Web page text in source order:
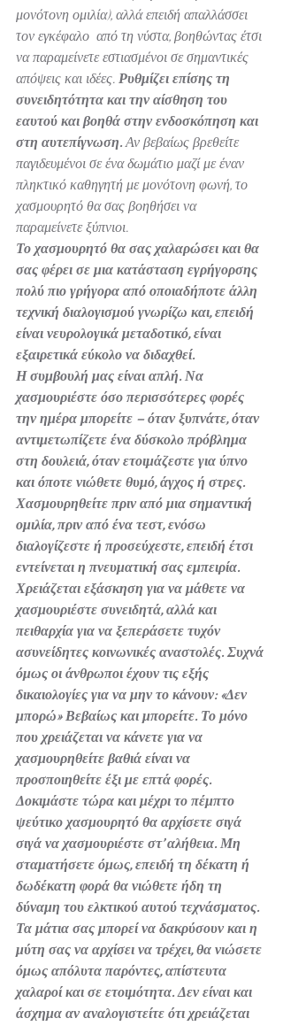
μονότονη ομιλία), αλλά επειδή απαλλάσσει
τον εγκέφαλο  από τη νύστα, βοηθώντας έτσι
να παραμείνετε εστιασμένοι σε σημαντικές
απόψεις και ιδέες. Ρυθμίζει επίσης τη
συνειδητότητα και την αίσθηση του
εαυτού και βοηθά στην ενδοσκόπηση και
στη αυτεπίγνωση. Αν βεβαίως βρεθείτε
παγιδευμένοι σε ένα δωμάτιο μαζί με έναν
πληκτικό καθηγητή με μονότονη φωνή, το
χασμουρητό θα σας βοηθήσει να
παραμείνετε ξύπνιοι.
Το χασμουρητό θα σας χαλαρώσει και θα
σας φέρει σε μια κατάσταση εγρήγορσης
πολύ πιο γρήγορα από οποιαδήποτε άλλη
τεχνική διαλογισμού γνωρίζω και, επειδή
είναι νευρολογικά μεταδοτικό, είναι
εξαιρετικά εύκολο να διδαχθεί.
Η συμβουλή μας είναι απλή. Να
χασμουριέστε όσο περισσότερες φορές
την ημέρα μπορείτε – όταν ξυπνάτε, όταν
αντιμετωπίζετε ένα δύσκολο πρόβλημα
στη δουλειά, όταν ετοιμάζεστε για ύπνο
και όποτε νιώθετε θυμό, άγχος ή στρες.
Χασμουρηθείτε πριν από μια σημαντική
ομιλία, πριν από ένα τεστ, ενόσω
διαλογίζεστε ή προσεύχεστε, επειδή έτσι
εντείνεται η πνευματική σας εμπειρία.
Χρειάζεται εξάσκηση για να μάθετε να
χασμουριέστε συνειδητά, αλλά και
πειθαρχία για να ξεπεράσετε τυχόν
ασυνείδητες κοινωνικές αναστολές. Συχνά
όμως οι άνθρωποι έχουν τις εξής
δικαιολογίες για να μην το κάνουν: «Δεν
μπορώ» Βεβαίως και μπορείτε. Το μόνο
που χρειάζεται να κάνετε για να
χασμουρηθείτε βαθιά είναι να
προσποιηθείτε έξι με επτά φορές.
Δοκιμάστε τώρα και μέχρι το πέμπτο
ψεύτικο χασμουρητό θα αρχίσετε σιγά
σιγά να χασμουριέστε στ’ αλήθεια. Μη
σταματήσετε όμως, επειδή τη δέκατη ή
δωδέκατη φορά θα νιώθετε ήδη τη
δύναμη του ελκτικού αυτού τεχνάσματος.
Τα μάτια σας μπορεί να δακρύσουν και η
μύτη σας να αρχίσει να τρέχει, θα νιώσετε
όμως απόλυτα παρόντες, απίστευτα
χαλαροί και σε ετοιμότητα. Δεν είναι και
άσχημα αν αναλογιστείτε ότι χρειάζεται